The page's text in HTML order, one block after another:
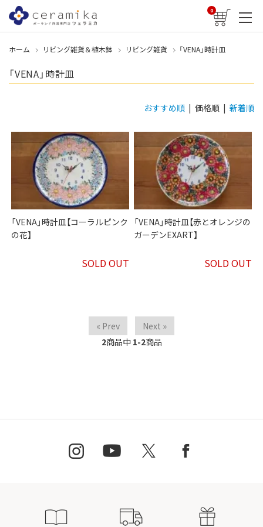
0
ホーム リビング雑貨＆植木鉢 リビング雑貨 「VENA」時計皿
「VENA」時計皿
おすすめ順 | 価格順 | 新着順
「VENA」時計皿【コーラルピンク
の花】
SOLD OUT
「VENA」時計皿【赤とオレンジの
ガーデンEXART】
SOLD OUT
« Prev
Next »
2商品中 1-2商品